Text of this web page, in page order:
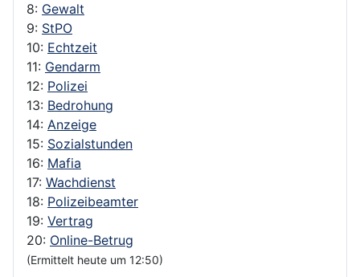
8: Gewalt
9: StPO
10: Echtzeit
11: Gendarm
12: Polizei
13: Bedrohung
14: Anzeige
15: Sozialstunden
16: Mafia
17: Wachdienst
18: Polizeibeamter
19: Vertrag
20: Online-Betrug
(Ermittelt heute um 12:50)